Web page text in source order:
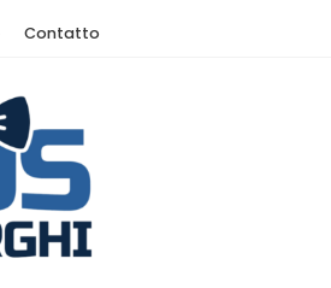
Contatto